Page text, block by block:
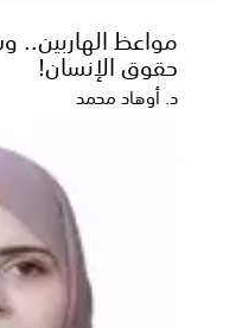
المحافظ بن الوزير
وشرطة محافظة
المشترك ويؤكد
ناقش محافظ محافظة
عوض محمد بن الوزير،
حقوق الإنسان!
د. أوهاد محمد